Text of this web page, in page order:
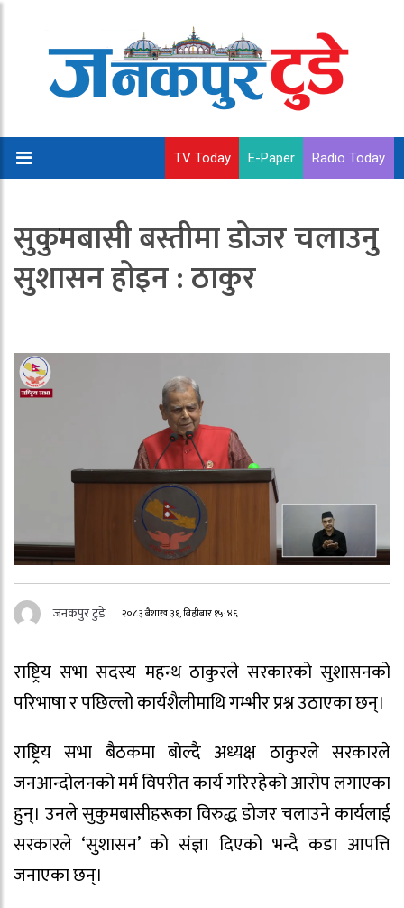
TV Today E-Paper Radio Today
सुकुमबासी बस्तीमा डोजर चलाउनु
सुशासन होइन : ठाकुर
जनकपुर टुडे २०८३ बैशाख ३१, बिहीबार १५:४६
राष्ट्रिय सभा सदस्य महन्थ ठाकुरले सरकारको सुशासनको
परिभाषा र पछिल्लो कार्यशैलीमाथि गम्भीर प्रश्न उठाएका छन्।
राष्ट्रिय सभा बैठकमा बोल्दै अध्यक्ष ठाकुरले सरकारले
जनआन्दोलनको मर्म विपरीत कार्य गरिरहेको आरोप लगाएका
हुन्। उनले सुकुमबासीहरूका विरुद्ध डोजर चलाउने कार्यलाई
सरकारले ‘सुशासन’ को संज्ञा दिएको भन्दै कडा आपत्ति
जनाएका छन्।